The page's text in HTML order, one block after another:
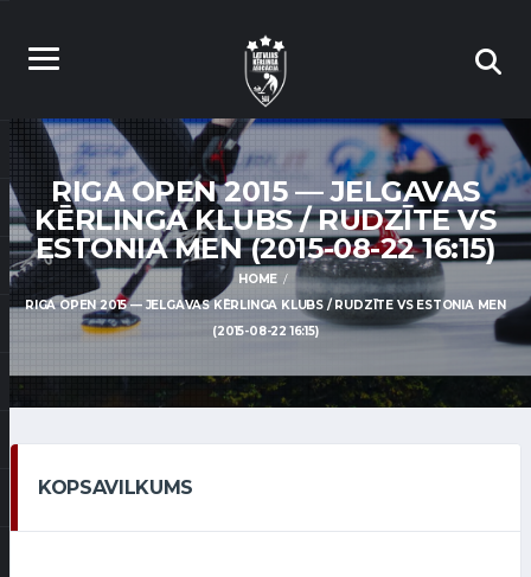
RIGA OPEN 2015 — JELGAVAS
KĒRLINGA KLUBS / RUDZĪTE VS
ESTONIA MEN (2015-08-22 16:15)
HOME
RIGA OPEN 2015 — JELGAVAS KĒRLINGA KLUBS / RUDZĪTE VS ESTONIA MEN
(2015-08-22 16:15)
KOPSAVILKUMS